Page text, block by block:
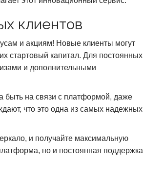
клиентов
и акциям! Новые клиенты могут
стартовый капитал. Для постоянных
и дополнительными
быть на связи с платформой, даже
что это одна из самых надежных
и получайте максимальную
но и постоянная поддержка